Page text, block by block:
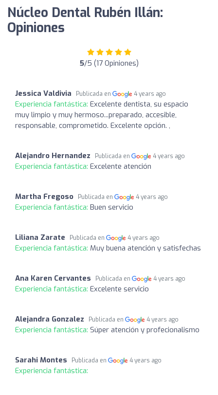
Núcleo Dental Rubén Illán:
Opiniones
5/5 (17 Opiniones)
Jessica Valdivia Publicada en 4 years ago
Experiencia fantástica: Excelente dentista, su espacio
muy limpio y muy hermoso...preparado, accesible,
responsable, comprometido. Excelente opción. ,
Alejandro Hernandez Publicada en 4 years ago
Experiencia fantástica: Excelente atención
Martha Fregoso Publicada en 4 years ago
Experiencia fantástica: Buen servicio
Liliana Zarate Publicada en 4 years ago
Experiencia fantástica: Muy buena atención y satisfechas
Ana Karen Cervantes Publicada en 4 years ago
Experiencia fantástica: Excelente servicio
Alejandra Gonzalez Publicada en 4 years ago
Experiencia fantástica: Súper atención y profecionalismo
Sarahi Montes Publicada en 4 years ago
Experiencia fantástica: